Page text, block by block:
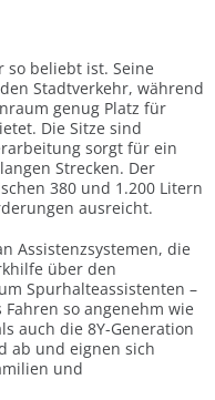
so beliebt ist. Seine
Stadtverkehr, während
genug Platz für
Die Sitze sind
sorgt für ein
Strecken. Der
380 und 1.200 Litern
ausreicht.
Assistenzsystemen, die
über den
Spurhalteassistenten –
so angenehm wie
auch die 8Y-Generation
ab und eignen sich
und